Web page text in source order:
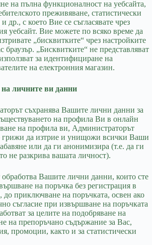
на пълна функционалност на уебсайта,
преживяване, статистически
др., с което Вие се съгласявате чрез
уебсайт. Вие можете по всяко време да
„бисквитките“ чрез настройките
браузър. „Бисквитките“ не представляват
за идентифициране на
на електронния магазин.
личните ви данни
съхранява Вашите лични данни за
на профила Ви в онлайн
на профила ви, Администраторът
грижи да изтрие и унищожи всички Ваши
или да ги анонимизира (т.е. да ги
не разкрива вашата личност).
Вашите лични данни, които сте
на поръчка без регистрация в
до приключване на поръчката, освен ако
съгласие при извършване на поръчката
за целите на подобряване на
на препоръчано съдържание за Вас,
промоции, както и за статистически